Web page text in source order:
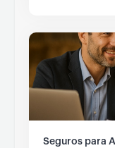
Seguros para